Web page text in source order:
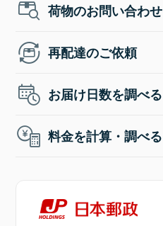
荷物のお問い合わせ
再配達のご依頼
お届け日数を調べる
料金を計算・調べる